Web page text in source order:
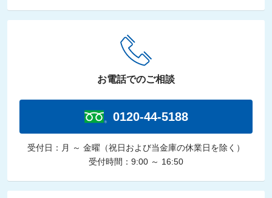
お電話でのご相談
0120-44-5188
受付日：月 ～ 金曜 （祝日および当金庫の休業日を除く）
受付時間：9:00 ～ 16:50